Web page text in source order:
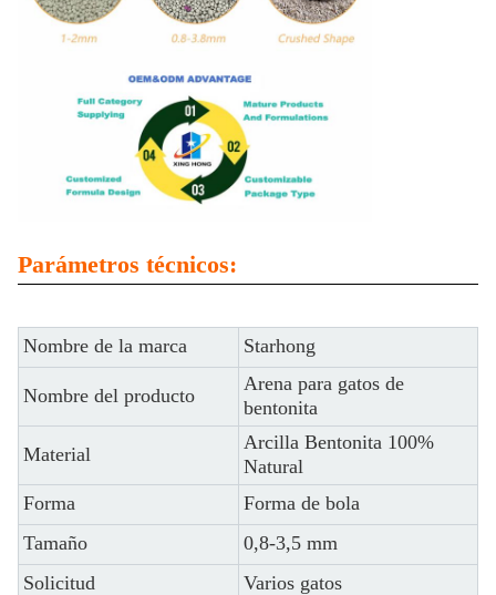
Parámetros técnicos:
Nombre de la marca Starhong
Nombre del producto
Arena para gatos de
bentonita
Material
Arcilla Bentonita 100%
Natural
Forma
Forma de bola
Tamaño
0,8-3,5 mm
Solicitud
Varios gatos